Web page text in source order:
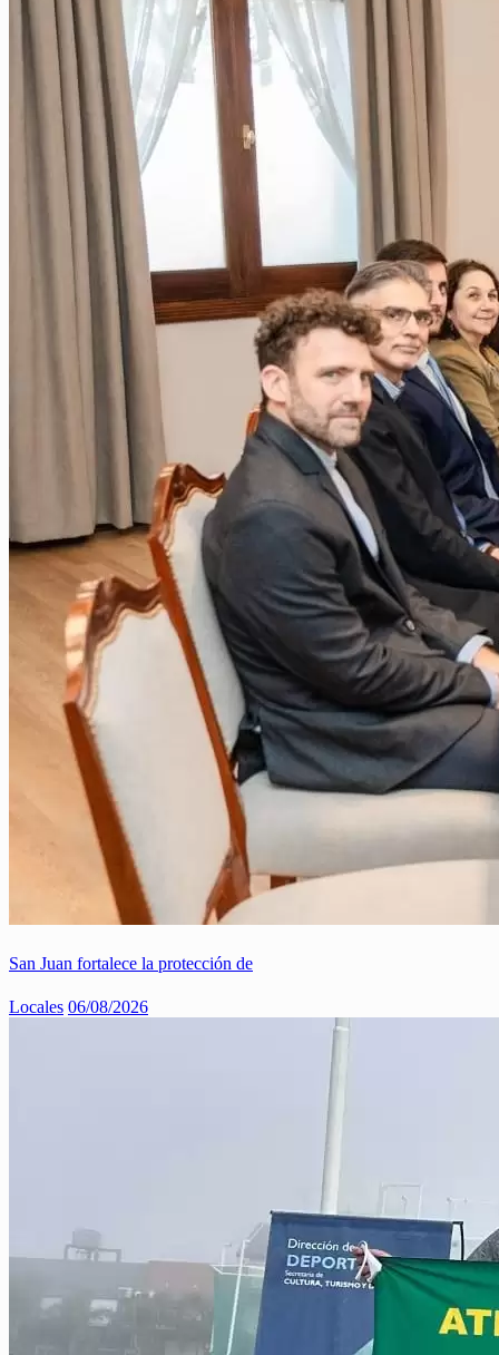
San Juan fortalece la protección de
Locales 06/08/2026